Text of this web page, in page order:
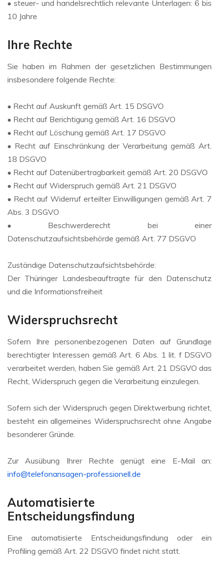
• steuer- und handelsrechtlich relevante Unterlagen: 6 bis
10 Jahre
Ihre Rechte
Sie haben im Rahmen der gesetzlichen Bestimmungen
insbesondere folgende Rechte:
• Recht auf Auskunft gemäß Art. 15 DSGVO
• Recht auf Berichtigung gemäß Art. 16 DSGVO
• Recht auf Löschung gemäß Art. 17 DSGVO
• Recht auf Einschränkung der Verarbeitung gemäß Art.
18 DSGVO
• Recht auf Datenübertragbarkeit gemäß Art. 20 DSGVO
• Recht auf Widerspruch gemäß Art. 21 DSGVO
• Recht auf Widerruf erteilter Einwilligungen gemäß Art. 7
Abs. 3 DSGVO
• Beschwerderecht bei einer
Datenschutzaufsichtsbehörde gemäß Art. 77 DSGVO
Zuständige Datenschutzaufsichtsbehörde:
Der Thüringer Landesbeauftragte für den Datenschutz
und die Informationsfreiheit
Widerspruchsrecht
Sofern Ihre personenbezogenen Daten auf Grundlage
berechtigter Interessen gemäß Art. 6 Abs. 1 lit. f DSGVO
verarbeitet werden, haben Sie gemäß Art. 21 DSGVO das
Recht, Widerspruch gegen die Verarbeitung einzulegen.
Sofern sich der Widerspruch gegen Direktwerbung richtet,
besteht ein allgemeines Widerspruchsrecht ohne Angabe
besonderer Gründe.
Zur Ausübung Ihrer Rechte genügt eine E-Mail an:
info@telefonansagen-professionell.de
Automatisierte
Entscheidungsfindung
Eine automatisierte Entscheidungsfindung oder ein
Profiling gemäß Art. 22 DSGVO findet nicht statt.